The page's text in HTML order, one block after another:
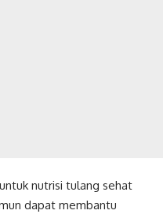
nutrisi tulang sehat
dapat membantu